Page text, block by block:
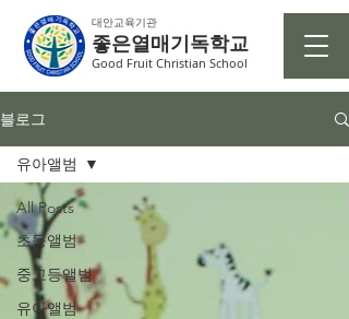
대안교육기관
좋은열매기독학교
Good Fruit Christian School
블로그
All Posts
초등앨범
중고등앨범
유아앨범
유아앨범